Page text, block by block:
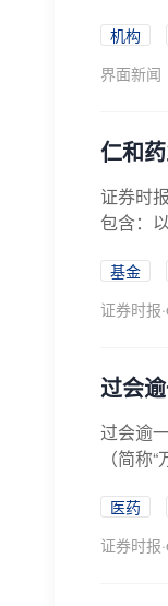
机构
界面新闻
仁和
证券时
包含：
基金
证券时报
过会
过会逾
（简
医药
证券时报